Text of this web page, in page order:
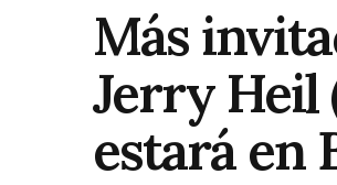
Más
Jerry Heil
estará en